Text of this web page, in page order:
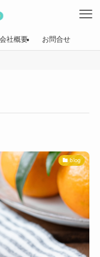
会社概要 お問合せ
blog